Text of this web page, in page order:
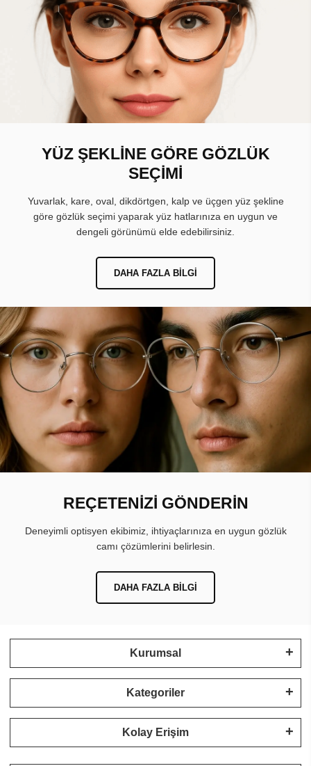
YÜZ ŞEKLİNE GÖRE GÖZLÜK
SEÇİMİ
Yuvarlak, kare, oval, dikdörtgen, kalp ve üçgen yüz şekline
göre gözlük seçimi yaparak yüz hatlarınıza en uygun ve
dengeli görünümü elde edebilirsiniz.
DAHA FAZLA BILGI
REÇETENİZİ GÖNDERİN
Deneyimli optisyen ekibimiz, ihtiyaçlarınıza en uygun gözlük
camı çözümlerini belirlesin.
DAHA FAZLA BILGI
Kurumsal
Kategoriler
Kolay Erişim